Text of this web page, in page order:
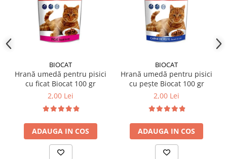
✔️ Compoziție:
Carne și produse de origine animală, cereale, uleiuri și
grăsimi, extracte de proteine vegetale, minerale. Aditivi:
vitamine D3, E, B1, zinc, mangan, iod, glicină; aditivi
tehnologici: guma tara; aditivi senzoriali: coloranti.
BIOCAT
Hrană umedă pentru pisici
cu ficat Biocat 100 gr
2,00 Lei
ADAUGA IN COS
BIOCAT
Hrană umedă pentru pisici
cu pește Biocat 100 gr
2,00 Lei
ADAUGA IN COS